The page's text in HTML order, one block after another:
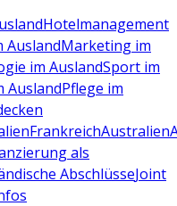
Hotelmanagement
AuslandMarketing im
im AuslandSport im
AuslandPflege im
FrankreichAustralien
als
AbschlüsseJoint